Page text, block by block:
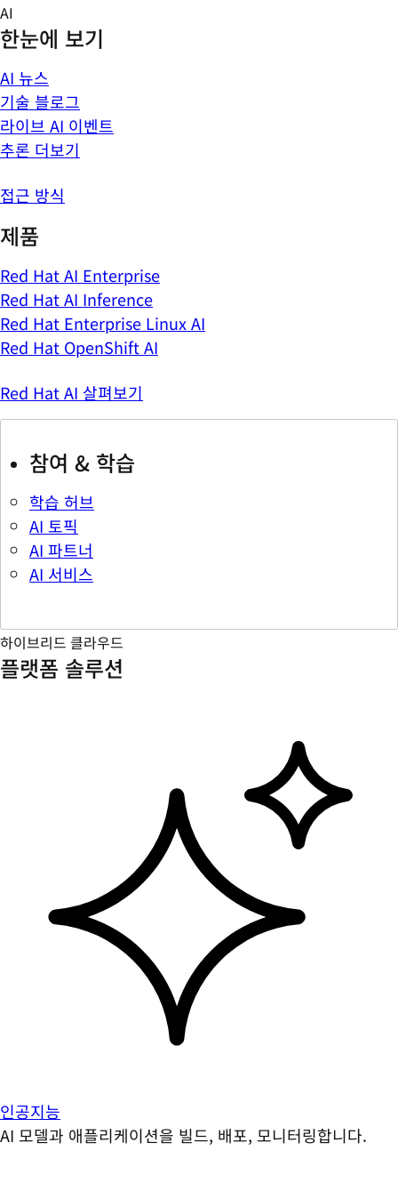
Skip
to
content
AI
한눈에 보기
AI 뉴스
기술 블로그
라이브 AI 이벤트
추론 더보기
접근 방식
제품
Red Hat AI Enterprise
Red Hat AI Inference
Red Hat Enterprise Linux AI
Red Hat OpenShift AI
Red Hat AI 살펴보기
참여 & 학습
학습 허브
AI 토픽
AI 파트너
AI 서비스
하이브리드 클라우드
플랫폼 솔루션
인공지능
AI 모델과 애플리케이션을 빌드, 배포, 모니터링합니다.